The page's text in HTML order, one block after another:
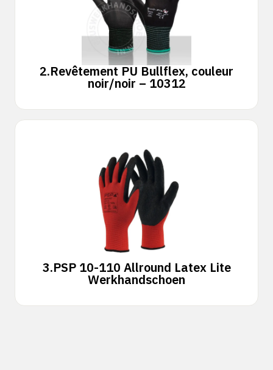
2.Revêtement PU Bullflex, couleur
noir/noir – 10312
3.PSP 10-110 Allround Latex Lite
Werkhandschoen